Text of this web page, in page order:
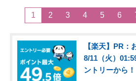
1 2 3 4 5 6
【楽天】PR：
8/11（火）
ントリーから！